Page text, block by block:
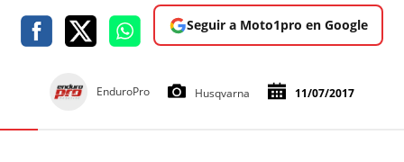
Seguir a Moto1pro en Google
EnduroPro Husqvarna 11/07/2017